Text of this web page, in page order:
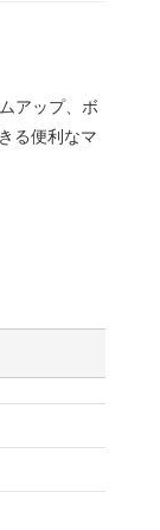
アップ、ボ
る便利なマ